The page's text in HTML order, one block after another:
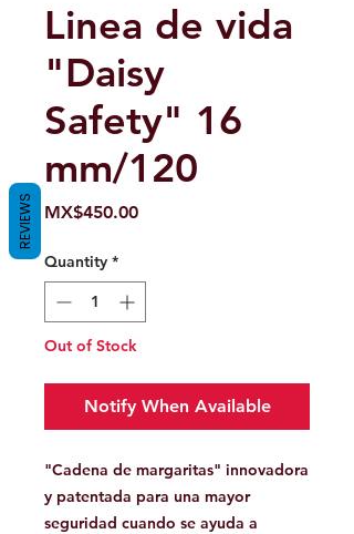
Linea de vida
"Daisy
Safety" 16
mm/120
MX$450.00Price
Quantity *
Out of Stock
Notify When Available
"Cadena de margaritas" innovadora
y patentada para una mayor
seguridad cuando se ayuda a
REVIEWS